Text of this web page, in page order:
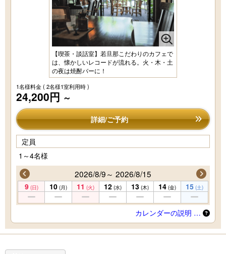
【喫茶・談話室】若旦那こだわりのカフェで
は、懐かしいレコードが流れる。火・木・土
の夜は焼酎バーに！
1名様料金( 2名様1室利用時 )
24,200円 ～
詳細/ご予約
定員
1～4名様
2026/8/9～ 2026/8/15
9 (日) 10 (月) 11 (火) 12 (水) 13 (木) 14 (金) 15 (土)
カレンダーの説明 …